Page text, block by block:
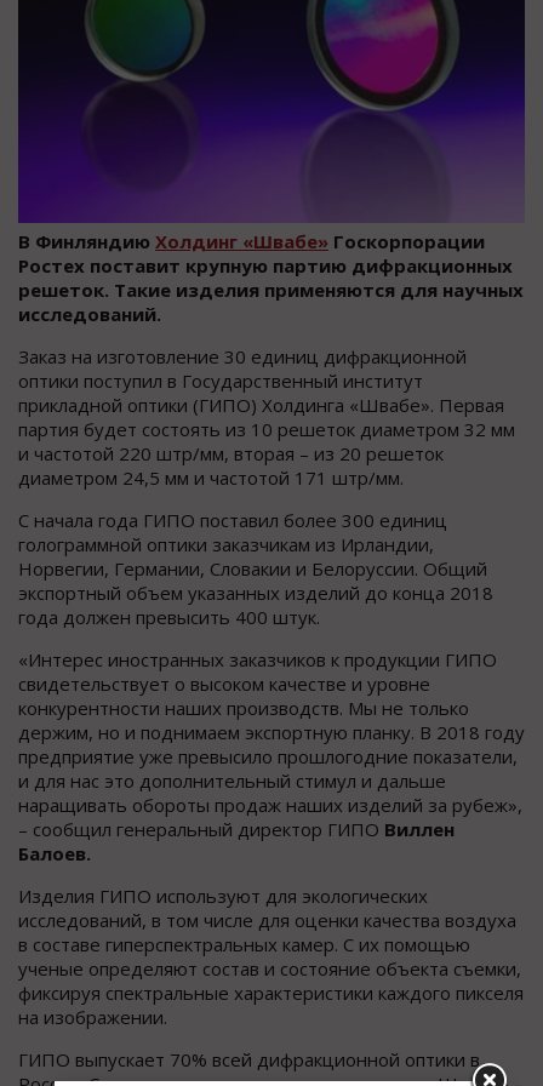
В Финляндию Холдинг «Швабе» Госкорпорации
Ростех поставит крупную партию дифракционных
решеток. Такие изделия применяются для научных
исследований.
Заказ на изготовление 30 единиц дифракционной
оптики поступил в Государственный институт
прикладной оптики (ГИПО) Холдинга «Швабе». Первая
партия будет состоять из 10 решеток диаметром 32 мм
и частотой 220 штр/мм, вторая – из 20 решеток
диаметром 24,5 мм и частотой 171 штр/мм.
С начала года ГИПО поставил более 300 единиц
голограммной оптики заказчикам из Ирландии,
Норвегии, Германии, Словакии и Белоруссии. Общий
экспортный объем указанных изделий до конца 2018
года должен превысить 400 штук.
«Интерес иностранных заказчиков к продукции ГИПО
свидетельствует о высоком качестве и уровне
конкурентности наших производств. Мы не только
держим, но и поднимаем экспортную планку. В 2018 году
предприятие уже превысило прошлогодние показатели,
и для нас это дополнительный стимул и дальше
наращивать обороты продаж наших изделий за рубеж»,
– сообщил генеральный директор ГИПО Виллен
Балоев.
Изделия ГИПО используют для экологических
исследований, в том числе для оценки качества воздуха
в составе гиперспектральных камер. С их помощью
ученые определяют состав и состояние объекта съемки,
фиксируя спектральные характеристики каждого пикселя
на изображении.
ГИПО выпускает 70% всей дифракционной оптики в